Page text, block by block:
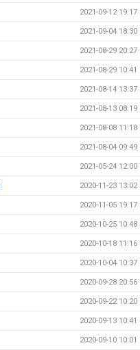
2021-09-12 19:17
2021-09-04 18:30
2021-08-29 20:27
2021-08-29 10:41
2021-08-14 13:37
2021-08-13 08:19
2021-08-08 11:18
2021-08-04 09:49
2021-05-24 12:00
2020-11-23 13:02
2020-11-05 19:17
2020-10-25 10:48
2020-10-18 11:16
2020-10-04 10:37
2020-09-28 20:56
2020-09-22 10:20
2020-09-13 10:41
2020-09-10 10:01